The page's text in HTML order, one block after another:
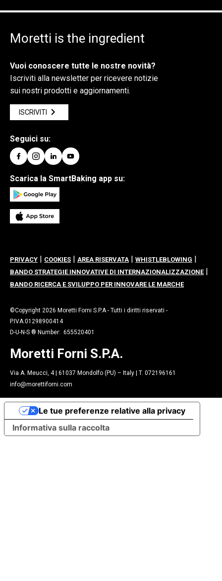
Moretti is the ingredient
Vuoi conoscere tutte le nostre novità?
Iscriviti alla newsletter per ricevere notizie
sui nostri prodotti e aggiornamenti.
ISCRIVITI
Seguici su:
Scarica la SmartBaking app su:
PRIVACY | COOKIES | AREA RISERVATA | WHISTLEBLOWING |
BANDO STRATEGIE INNOVATIVE DI INTERNAZIONALIZZAZIONE |
BANDO RICERCA E SVILUPPO PER INNOVARE LE MARCHE
©Copyright 2026 Moretti Forni S.P.A - Tutti i diritti riservati -
P.IVA:01298900414
D-U-N-S ® Number: 655520401
Moretti Forni S.P.A.
Via A. Meucci, 4 | 61037 Mondolfo (PU) – Italy | T. 072196161
info@morettiforni.com
Informativa sulla raccolta
Le tue preferenze relative alla privacy